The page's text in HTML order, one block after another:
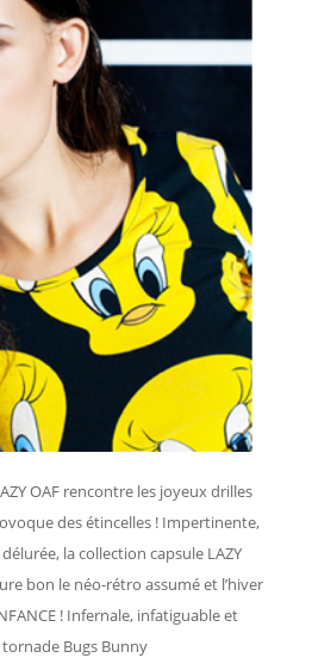
OAF rencontre les joyeux drilles
des étincelles ! Impertinente,
la collection capsule LAZY
bon le néo-rétro assumé et l’hiver
! Infernale, infatiguable et
Bugs Bunny